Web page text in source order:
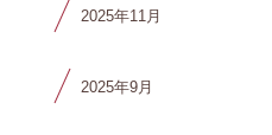
2025年11月
2025年9月